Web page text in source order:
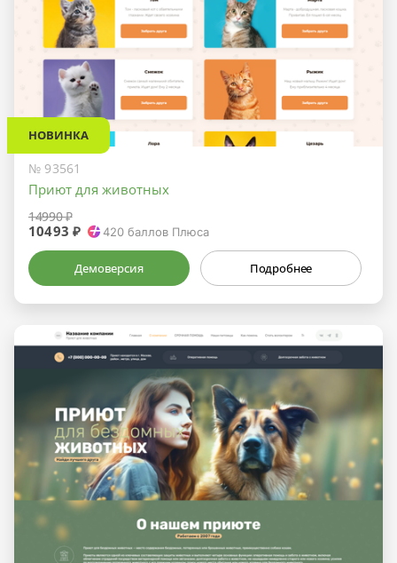
НОВИНКА
№ 93561
Приют для животных
14990 ₽
10493 ₽ 420 баллов Плюса
Демоверсия Подробнее